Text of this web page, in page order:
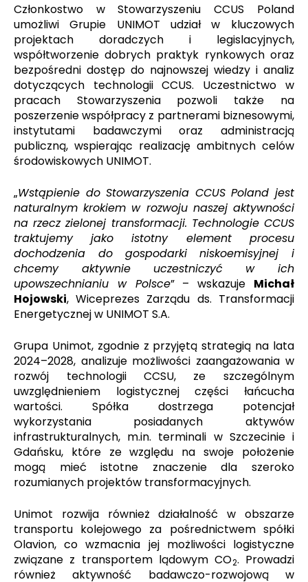
Członkostwo w Stowarzyszeniu CCUS Poland
umożliwi Grupie UNIMOT udział w kluczowych
projektach doradczych i legislacyjnych,
współtworzenie dobrych praktyk rynkowych oraz
bezpośredni dostęp do najnowszej wiedzy i analiz
dotyczących technologii CCUS. Uczestnictwo w
pracach Stowarzyszenia pozwoli także na
poszerzenie współpracy z partnerami biznesowymi,
instytutami badawczymi oraz administracją
publiczną, wspierając realizację ambitnych celów
środowiskowych UNIMOT.
„Wstąpienie do Stowarzyszenia CCUS Poland jest
naturalnym krokiem w rozwoju naszej aktywności
na rzecz zielonej transformacji. Technologie CCUS
traktujemy jako istotny element procesu
dochodzenia do gospodarki niskoemisyjnej i
chcemy aktywnie uczestniczyć w ich
upowszechnianiu w Polsce” – wskazuje Michał
Hojowski, Wiceprezes Zarządu ds. Transformacji
Energetycznej w UNIMOT S.A.
Grupa Unimot, zgodnie z przyjętą strategią na lata
2024–2028, analizuje możliwości zaangażowania w
rozwój technologii CCSU, ze szczególnym
uwzględnieniem logistycznej części łańcucha
wartości. Spółka dostrzega potencjał
wykorzystania posiadanych aktywów
infrastrukturalnych, m.in. terminali w Szczecinie i
Gdańsku, które ze względu na swoje położenie
mogą mieć istotne znaczenie dla szeroko
rozumianych projektów transformacyjnych.
Unimot rozwija również działalność w obszarze
transportu kolejowego za pośrednictwem spółki
Olavion, co wzmacnia jej możliwości logistyczne
związane z transportem lądowym CO2. Prowadzi
również aktywność badawczo-rozwojową w